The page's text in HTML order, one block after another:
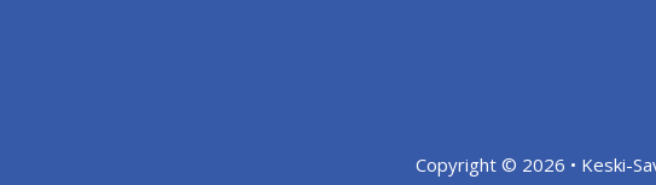
Copyright © 2026 • Keski-